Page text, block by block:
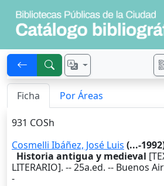
Ficha Por Áreas
931 COSh
Cosmelli Ibáñez, José Luis (...-
Historia antigua y medieval
LITERARIO]. -- 25a.ed. -- Buenos
-